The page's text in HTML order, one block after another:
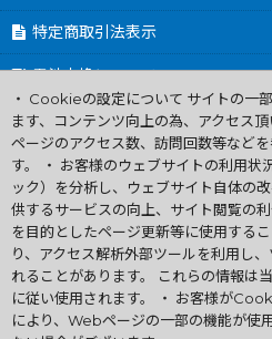
特定商取引法表示
電池交換について
商品カテゴリ一覧
Worldwide Shipping Guide
ファミコン買取通販 中古 ディスク
ゲーム買取 .
Copyright (C) 2007 ファミ
許可無く当サイトの画像、文
・ Cookieの設定について サイトの一
ます、コンテンツ向上の為、アクセス
ページのアクセス数、訪問回数等など
す。 ・ お客様のウェブサイトの利用状
ック）を分析し、ウェブサイト自体の
供するサービスの向上、サイト閲覧の
を目的としたページ更新等に使用する
り、アクセス解析外部ツールを利用し
れることがあります。 これらの情報は
に従い使用されます。 ・ お客様が
により、Webページの一部の機能が使